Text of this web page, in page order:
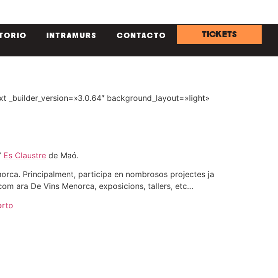
INTRAMURS CONTACTO TICKETS
_builder_version=»3.0.64″ background_layout=»light»
Es Claustre de Maó.
Principalment, participa en nombrosos projectes ja
ara De Vins Menorca, exposicions, tallers, etc…